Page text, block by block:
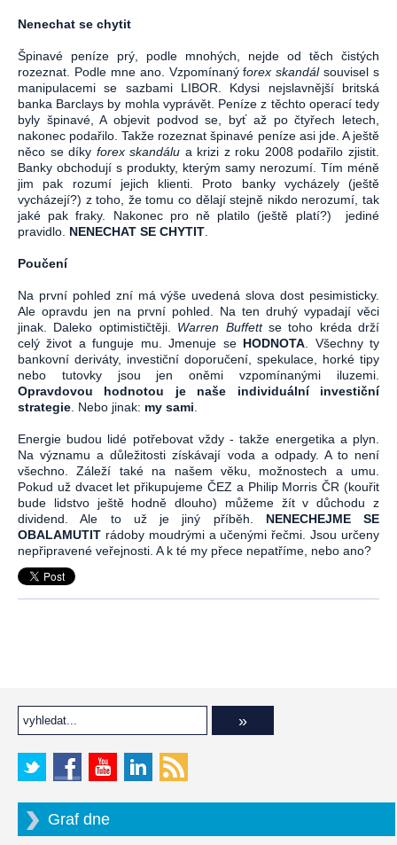
Nenechat se chytit
Špinavé peníze prý, podle mnohých, nejde od těch čistých
rozeznat. Podle mne ano. Vzpomínaný forex skandálsouvisel s
manipulacemi se sazbami LIBOR. Kdysi nejslavnější britská
banka Barclays by mohla vyprávět. Peníze z těchto operací tedy
byly špinavé, A objevit podvod se, byť až po čtyřech letech,
nakonec podařilo. Takže rozeznat špinavé peníze asi jde. A ještě
něco se díky forex skandálu a krizi z roku 2008 podařilo zjistit.
Banky obchodují s produkty, kterým samy nerozumí. Tím méně
jim pak rozumí jejich klienti. Proto banky vycházely (ještě
vycházejí?) z toho, že tomu co dělají stejně nikdo nerozumí, tak
jaké pak fraky. Nakonec pro ně platilo (ještě platí?) jediné
pravidlo. NENECHAT SE CHYTIT
Poučení
Na první pohled zní má výše uvedená slova dost pesimisticky.
Ale opravdu jen na první pohled. Na ten druhý vypadají věci
jinak. Daleko optimističtěji. Warren Buffettse toho kréda drží
celý život a funguje mu. Jmenuje se HODNOTA . Všechny ty
bankovní deriváty, investiční doporučení, spekulace, horké tipy
nebo tutovky jsou jen oněmi vzpomínanými iluzemi.
Opravdovou hodnotou je naše individuální investiční
strategie . Nebo jinak: my sami
Energie budou lidé potřebovat vždy - takže energetika a plyn.
Na významu a důležitosti získávají voda a odpady. A to není
všechno. Záleží také na našem věku, možnostech a umu.
Pokud už dvacet let přikupujeme ČEZ a Philip Morris ČR (kouřit
bude lidstvo ještě hodně dlouho) můžeme žít v důchodu z
dividend. Ale to už je jiný příběh. NENECHEJME SE
OBALAMUTIT rádoby moudrými a učenými řečmi. Jsou určeny
nepřipravené veřejnosti. A k té my přece nepatříme, nebo ano?
Graf dne